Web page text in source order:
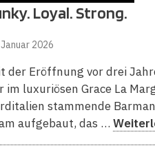
Loyal. Strong.
2026
der Eröffnung vor drei
im luxuriösen Grace La
stammende
aufgebaut, das …